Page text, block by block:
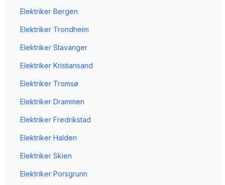
Elektriker Bergen
Elektriker Trondheim
Elektriker Stavanger
Elektriker Kristiansand
Elektriker Tromsø
Elektriker Drammen
Elektriker Fredrikstad
Elektriker Halden
Elektriker Skien
Elektriker Porsgrunn